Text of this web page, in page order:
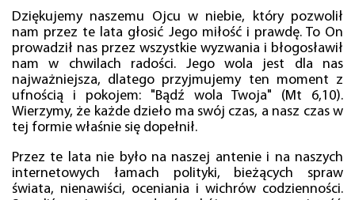
Dziękujemy naszemu Ojcu w niebie, który pozwolił
nam przez te lata głosić Jego miłość i prawdę. To On
prowadził nas przez wszystkie wyzwania i błogosławił
nam w chwilach radości. Jego wola jest dla nas
najważniejsza, dlatego przyjmujemy ten moment z
ufnością i pokojem: "Bądź wola Twoja" (Mt 6,10).
Wierzymy, że każde dzieło ma swój czas, a nasz czas w
tej formie właśnie się dopełnił.
Przez te lata nie było na naszej antenie i na naszych
internetowych łamach polityki, bieżących spraw
świata, nienawiści, oceniania i wichrów codzienności.